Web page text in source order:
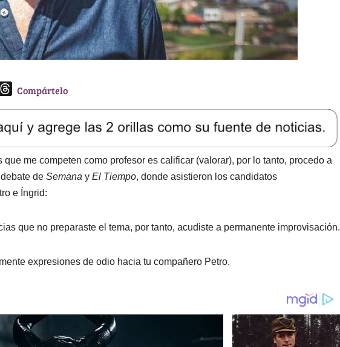
T
e
a
d
s
Compártelo
que me competen como profesor es calificar (valorar), por lo tanto, procedo a
de Semana y El Tiempo, donde asistieron los candidatos
e Íngrid:
que no preparaste el tema, por tanto, acudiste a permanente improvisación.
expresiones de odio hacia tu compañero Petro.